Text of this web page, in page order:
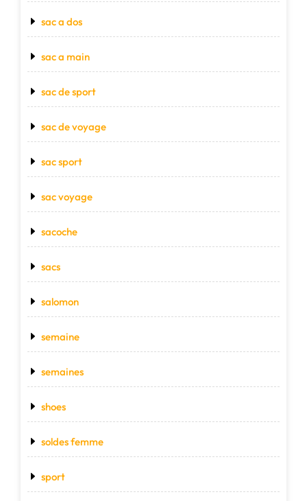
sac a dos
sac a main
sac de sport
sac de voyage
sac sport
sac voyage
sacoche
sacs
salomon
semaine
semaines
shoes
soldes femme
sport